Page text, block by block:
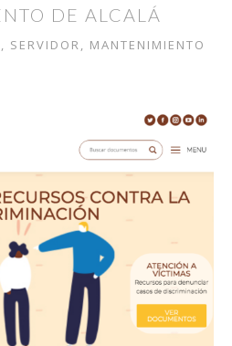
DE ALCALÁ
SERVIDOR, MANTENIMIENTO